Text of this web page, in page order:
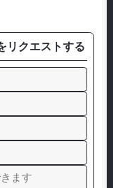
リクエストする